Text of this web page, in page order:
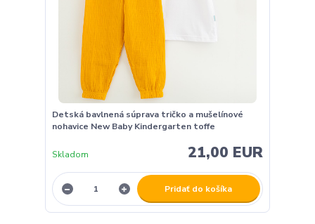
Detská bavlnená súprava tričko a mušelínové
nohavice New Baby Kindergarten toffe
21,00 EUR
Skladom
Pridať do košíka